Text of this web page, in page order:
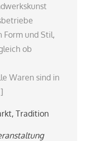
Form und Stil,
ob
Waren sind in
,Tradition